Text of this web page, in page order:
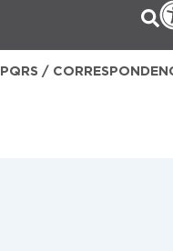
PQRS /